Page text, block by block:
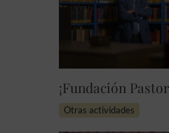
¡Fundación
Otras actividades